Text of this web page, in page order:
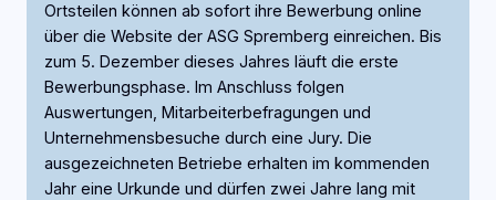
Ortsteilen können ab sofort ihre Bewerbung online
über die Website der ASG Spremberg einreichen. Bis
zum 5. Dezember dieses Jahres läuft die erste
Bewerbungsphase. Im Anschluss folgen
Auswertungen, Mitarbeiterbefragungen und
Unternehmensbesuche durch eine Jury. Die
ausgezeichneten Betriebe erhalten im kommenden
Jahr eine Urkunde und dürfen zwei Jahre lang mit